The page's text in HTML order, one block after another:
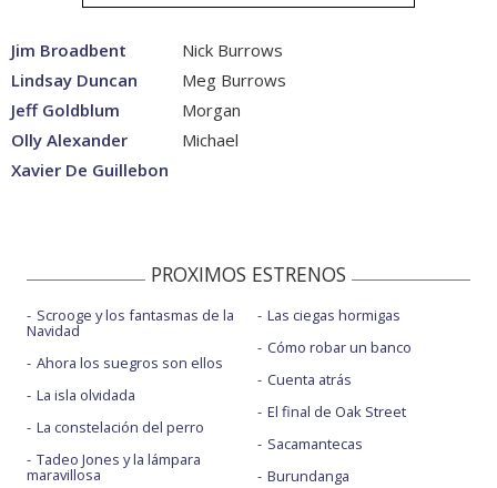
Jim Broadbent
Nick Burrows
Lindsay Duncan
Meg Burrows
Jeff Goldblum
Morgan
Olly Alexander
Michael
Xavier De Guillebon
PROXIMOS ESTRENOS
Scrooge y los fantasmas de la
Navidad
Ahora los suegros son ellos
La isla olvidada
La constelación del perro
Tadeo Jones y la lámpara
maravillosa
Las ciegas hormigas
Cómo robar un banco
Cuenta atrás
El final de Oak Street
Sacamantecas
Burundanga